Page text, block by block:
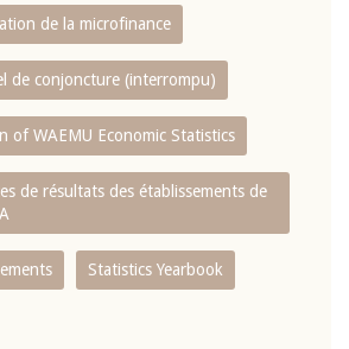
de la microfinance
de conjoncture (interrompu)
of WAEMU Economic Statistics
de résultats des établissements de
Statistics Yearbook